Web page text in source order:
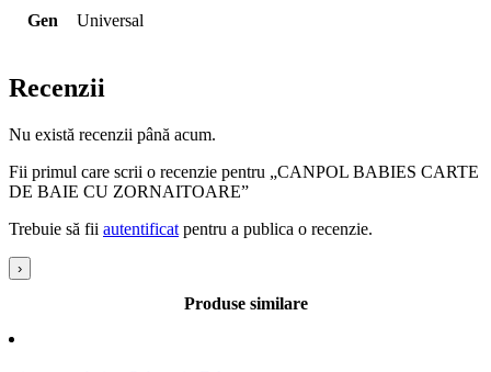
Gen Universal
Recenzii
Nu există recenzii până acum.
Fii primul care scrii o recenzie pentru „CANPOL BABIES CARTE
DE BAIE CU ZORNAITOARE”
Trebuie să fii autentificat pentru a publica o recenzie.
›
Produse similare